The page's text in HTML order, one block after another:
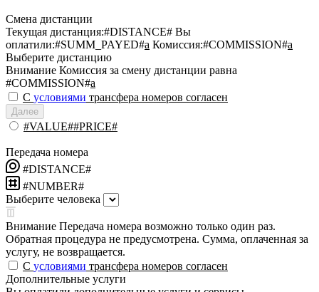
Смена дистанции
Текущая дистанция:#DISTANCE# Вы
оплатили:#SUMM_PAYED#a Комиссия:#COMMISSION#a
Выберите дистанцию
Внимание Комиссия за смену дистанции равна
#COMMISSION#a
С условиями трансфера номеров согласен
Далее
#VALUE##PRICE#
Передача номера
#DISTANCE#
#NUMBER#
Выберите человека
Внимание Передача номера возможно только один раз.
Обратная процедура не предусмотрена. Сумма, оплаченная за
услугу, не возвращается.
С условиями трансфера номеров согласен
Дополнительные услуги